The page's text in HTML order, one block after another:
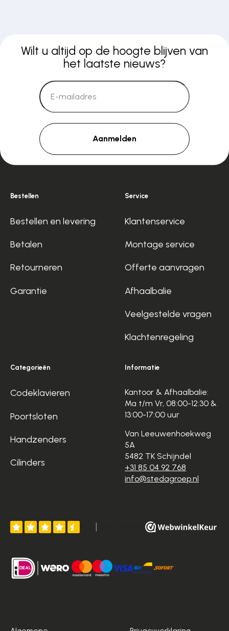
Wilt u altijd op de hoogte blijven van
het laatste nieuws?
Aanmelden
Bestellen
Bestellen en levering
Betalen
Retourneren
Garantie
Service
Klantenservice
Montage service
Offerte aanvragen
Afhaalbalie
Veelgestelde vragen
Klachtenregeling
Categorieën
Codeklavieren
Poortsloten
Handzenders
Cilinders
Informatie
Kantoor & Afhaalbalie:
Ma t/m Vr, 08:00-12:30 &
13:00-17:00 uur
Van Leeuwenhoekweg
5A
5482 TK Schijndel
+31 85 04 92 768
info@stedagroep.nl